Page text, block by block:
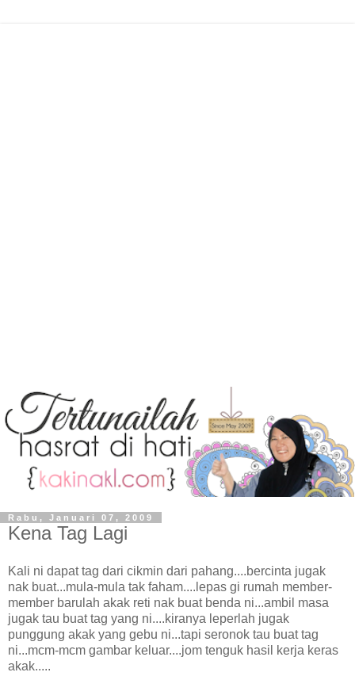
Rabu, Januari 07, 2009
Kena Tag Lagi
Kali ni dapat tag dari cikmin dari pahang....bercinta jugak
nak buat...mula-mula tak faham....lepas gi rumah member-
member barulah akak reti nak buat benda ni...ambil masa
jugak tau buat tag yang ni....kiranya leperlah jugak
punggung akak yang gebu ni...tapi seronok tau buat tag
ni...mcm-mcm gambar keluar....jom tenguk hasil kerja keras
akak.....